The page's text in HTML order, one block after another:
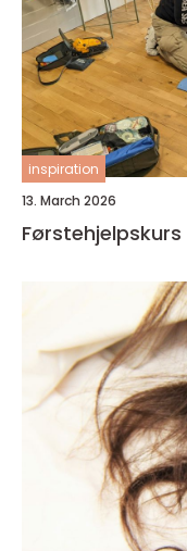
inspiration
13. March 2026